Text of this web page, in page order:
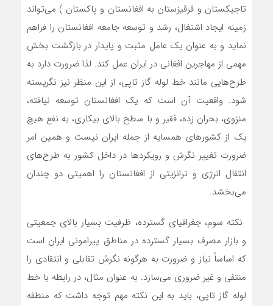
تاجیکستان و قرقیزستان به افغانستان و پاکستان )‌‌ می‌تواند
زمینه ایجاد اشتغال، رشد و توسعه جامعه افغانستان را فراهم
نماید و به عنوان یک عامل مثبت و پایدار در بازگشت بخش
مهمی از مهاجرین افغانی در ایران عمل کند. لذا ضرورت دارد به
طرح‌‌هایی مانند خط لوله گاز تاپی، از این منظر نیز نگریسته
شود. واقعیت آن است که یک افغانستان توسعه نیافته،
منزوی، بحران زده، فقیر و با سطح بالای بیکاری، به نفع هیچ
یک از کشورهای همسایه از جمله ایران نیست و همین امر
ضرورت تغییر نگرش و رویکردها در داخل کشور به طرح‌‌های
انتقال انرژی و ترانزیتی از افغانستان را اهمیتی دو چندان‌‌
می‌بخشد.
‌‌‌‌ نکته سوم، جغرافیای گسترده، ظرفیت بسیار بالای جمعیتی
و بازار مصرف بسیار گسترده در مناطق پیرامونی ایران است
که اساساً نیاز و ضرورت به هرگونه نگرش تقابلی و انتقادی را
منتفی و غیر ضروری‌‌ می‌سازد. به عنوان مثال، در رابطه با خط
لوله گاز تاپی، باید به این نکته مهم توجه داشت که منطقه